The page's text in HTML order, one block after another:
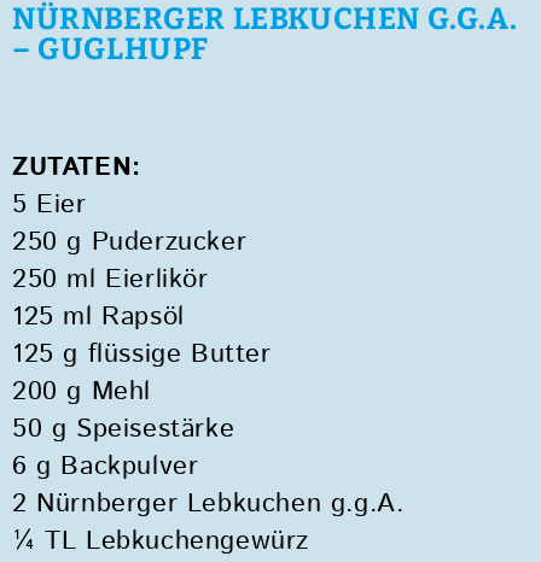
NÜRNBERGER LEBKUCHEN G.G.A.
– GUGLHUPF
ZUTATEN:
5 Eier
250 g Puderzucker
250 ml Eierlikör
125 ml Rapsöl
125 g flüssige Butter
200 g Mehl
50 g Speisestärke
6 g Backpulver
2 Nürnberger Lebkuchen g.g.A.
¼ TL Lebkuchengewürz